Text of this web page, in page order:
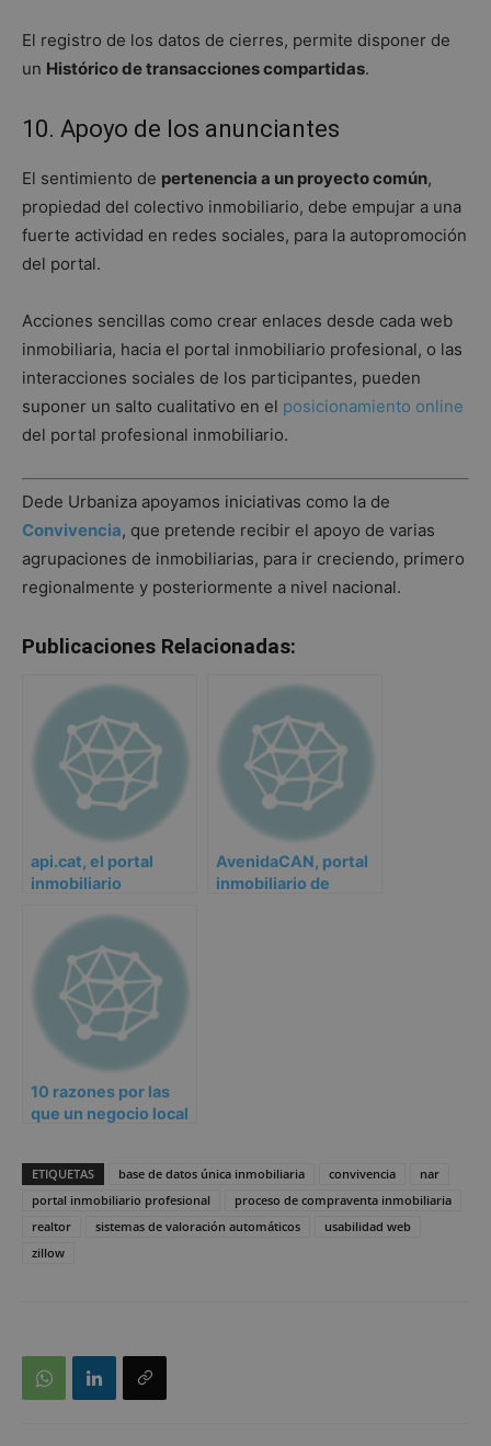
El registro de los datos de cierres, permite disponer de
un Histórico de transacciones compartidas.
10. Apoyo de los anunciantes
El sentimiento de pertenencia a un proyecto común,
propiedad del colectivo inmobiliario, debe empujar a una
fuerte actividad en redes sociales, para la autopromoción
del portal.
Acciones sencillas como crear enlaces desde cada web
inmobiliaria, hacia el portal inmobiliario profesional, o las
interacciones sociales de los participantes, pueden
suponer un salto cualitativo en el posicionamiento online
del portal profesional inmobiliario.
Dede Urbaniza apoyamos iniciativas como la de
Convivencia, que pretende recibir el apoyo de varias
agrupaciones de inmobiliarias, para ir creciendo, primero
regionalmente y posteriormente a nivel nacional.
Publicaciones Relacionadas:
api.cat, el portal
inmobiliario
Cataluña
AvenidaCAN, portal
inmobiliario de
10 razones por las
que un negocio local
portal
ETIQUETAS base de datos única inmobiliaria convivencia
nar
portal inmobiliario profesional
proceso de compraventa inmobiliaria
realtor
sistemas de valoración automáticos
usabilidad web
zillow